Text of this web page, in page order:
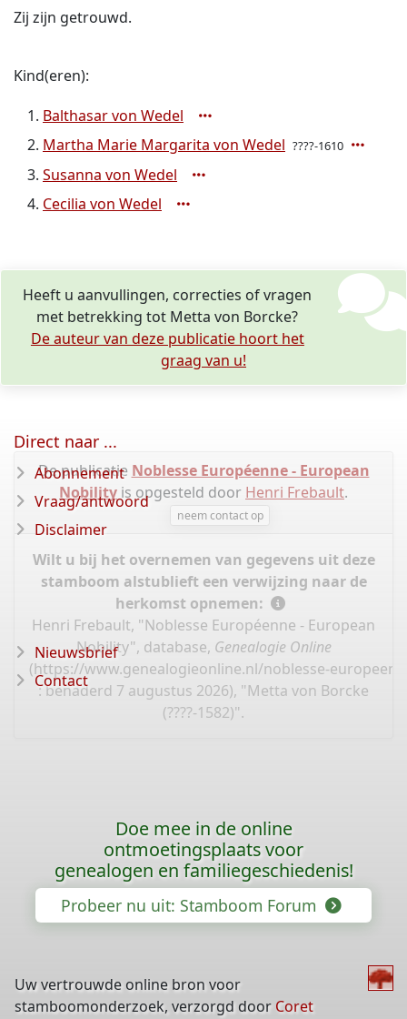
Zij zijn getrouwd.
Kind(eren):
Balthasar von Wedel
Martha Marie Margarita von Wedel ????-1610
Susanna von Wedel
Cecilia von Wedel
Heeft u aanvullingen, correcties of vragen
met betrekking tot Metta von Borcke?
De auteur van deze publicatie hoort het
graag van u!
De publicatie Noblesse Européenne - European
Nobility is opgesteld door Henri Frebault.
neem contact op
Wilt u bij het overnemen van gegevens uit deze
stamboom alstublieft een verwijzing naar de
herkomst opnemen:
Henri Frebault, "Noblesse Européenne - European
Nobility", database, Genealogie Online
(https://www.genealogieonline.nl/noblesse-
: benaderd 7 augustus 2026), "Metta von Borcke
(????-1582)".
Direct naar ...
Abonnement
Vraag/antwoord
Disclaimer
Nieuwsbrief
Contact
Doe mee in de online
ontmoetingsplaats voor
genealogen en familiegeschiedenis!
Probeer nu uit: Stamboom Forum
Uw vertrouwde online bron voor
stamboomonderzoek, verzorgd door Coret